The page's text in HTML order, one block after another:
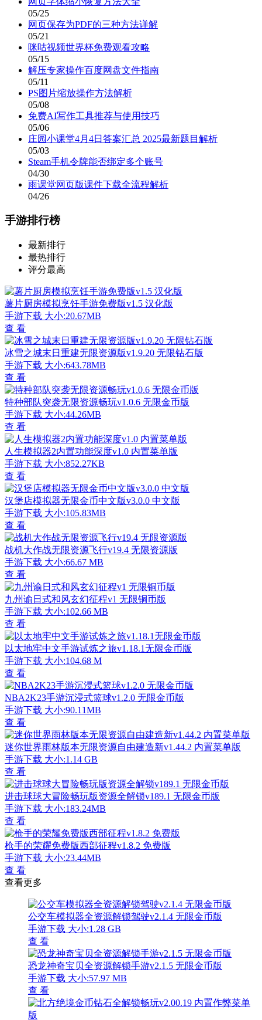
05/25
网页保存为PDF的三种方法详解
05/21
咪咕视频世界杯免费观看攻略
05/15
解压专家操作百度网盘文件指南
05/11
PS图片缩放操作方法解析
05/08
免费AI写作工具推荐与使用技巧
05/06
庄园小课堂4月4日答案汇总 2025最新题目解析
05/03
Steam手机令牌能否绑定多个账号
04/30
雨课堂网页版课件下载全流程解析
04/26
手游排行榜
最新排行
最热排行
评分最高
薯片厨房模拟烹饪手游免费版v1.5 汉化版
手游下载 大小:20.67MB
查 看
冰雪之城末日重建无限资源版v1.9.20 无限钻石版
手游下载 大小:643.78MB
查 看
特种部队突袭无限资源畅玩v1.0.6 无限金币版
手游下载 大小:44.26MB
查 看
人生模拟器2内置功能深度v1.0 内置菜单版
手游下载 大小:852.27KB
查 看
汉堡店模拟器无限金币中文版v3.0.0 中文版
手游下载 大小:105.83MB
查 看
战机大作战无限资源飞行v19.4 无限资源版
手游下载 大小:66.67 MB
查 看
九州谕日式和风玄幻征程v1 无限铜币版
手游下载 大小:102.66 MB
查 看
以太地牢中文手游试炼之旅v1.18.1无限金币版
手游下载 大小:104.68 M
查 看
NBA2K23手游沉浸式篮球v1.2.0 无限金币版
手游下载 大小:90.11MB
查 看
迷你世界雨林版本无限资源自由建造新v1.44.2 内置菜单版
手游下载 大小:1.14 GB
查 看
进击球球大冒险畅玩版资源全解锁v189.1 无限金币版
手游下载 大小:183.24MB
查 看
枪手的荣耀免费版西部征程v1.8.2 免费版
手游下载 大小:23.44MB
查 看
查看更多
公交车模拟器全资源解锁驾驶v2.1.4 无限金币版
手游下载 大小:1.28 GB
查 看
恐龙神奇宝贝全资源解锁手游v2.1.5 无限金币版
手游下载 大小:57.97 MB
查 看